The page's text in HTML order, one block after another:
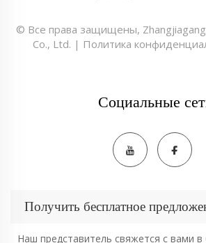
© Все права защищены, Zhangjiagang
Co., Ltd. | Политика
Социальные
Получить бесплатное
Наш представитель свяжется с вами